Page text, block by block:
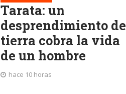
Tarata: un
desprendimiento de
tierra cobra la vida
de un hombre
hace 10 horas